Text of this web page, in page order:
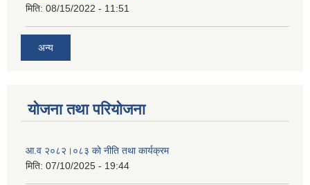
मिति: 08/15/2022 - 11:51
अन्य
योजना तथा परियोजना
आ.व २०८२।०८३ काे नीति तथा कार्यक्रम
मिति: 07/10/2025 - 19:44